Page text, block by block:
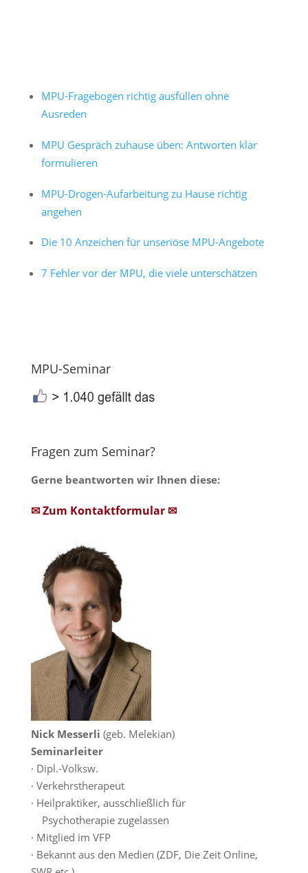
MPU-Fragebogen richtig ausfüllen ohne
Ausreden
MPU Gespräch zuhause üben: Antworten klar
formulieren
MPU-Drogen-Aufarbeitung zu Hause richtig
angehen
Die 10 Anzeichen für unseriöse MPU-Angebote
7 Fehler vor der MPU, die viele unterschätzen
MPU-Seminar
Fragen zum Seminar?
Gerne beantworten wir Ihnen diese:
✉ Zum Kontaktformular ✉
Nick Messerli (geb. Melekian)
Seminarleiter
· Dipl.-Volksw.
· Verkehrstherapeut
· Heilpraktiker, ausschließlich für
Psychotherapie zugelassen
· Mitglied im VFP
· Bekannt aus den Medien (ZDF, Die Zeit Online,